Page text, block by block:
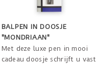
BALPEN IN DOOSJE
"MONDRIAAN"
Met deze luxe pen in mooi
cadeau doosje schrijft u vast